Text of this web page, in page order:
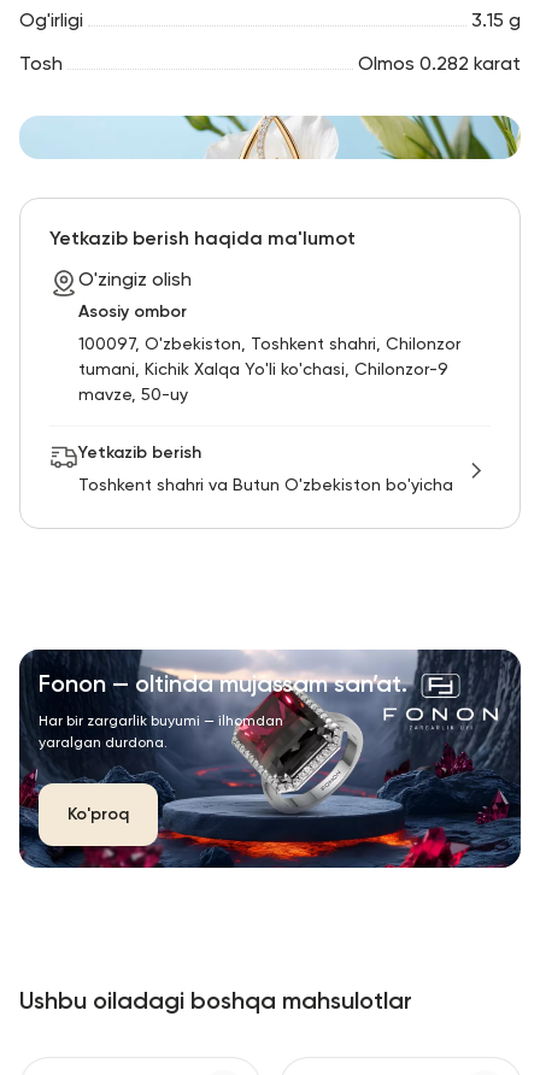
Og'irligi 3.15 g
Tosh Olmos 0.282 karat
Yetkazib berish haqida ma'lumot
O'zingiz olish
Asosiy ombor
100097, O'zbekiston, Toshkent shahri, Chilonzor
tumani, Kichik Xalqa Yo'li ko'chasi, Chilonzor-9
mavze, 50-uy
Yetkazib berish
Toshkent shahri va Butun O'zbekiston bo'yicha
Fonon — oltinda mujassam san’at.
Har bir zargarlik buyumi — ilhomdan
yaralgan durdona.
Ko'proq
Ushbu oiladagi boshqa mahsulotlar